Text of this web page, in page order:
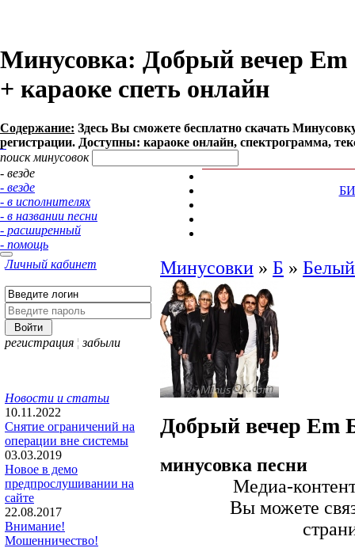
Минусовка: Добрый вечер Em
+ караоке спеть онлайн
Содержание: Здесь Вы сможете бесплатно cкачать
регистрации. Доступны: караоке онлайн, спектрограмма,
поиск минусовок
- везде
- везде
- в исполнителях
- в названии песни
- расширенный
- помощь
Личный кабинет
регистрация ¦ забыли
Новости и статьи
10.11.2022
Снятие ограничений на
операции вне системы
03.03.2019
Новое в демо
предпрослушивании на
сайте
22.08.2017
Внимание!
Мошенничество!
Минусовки » Б »
Добрый вечер Em
минусовка песни
Медиа-
Вы можете